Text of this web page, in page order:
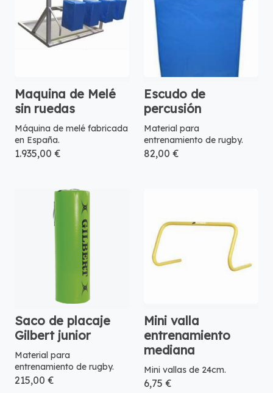
Maquina de Melé
sin ruedas
Máquina de melé fabricada
en España.
1.935,00 €
Escudo de
percusión
Material para
entrenamiento de rugby.
82,00 €
Saco de placaje
Gilbert junior
Material para
entrenamiento de rugby.
215,00 €
Mini valla
entrenamiento
mediana
Mini vallas de 24cm.
6,75 €